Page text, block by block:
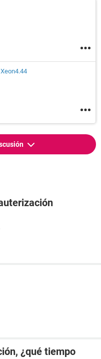
Xeon4.44
¿qué tiempo